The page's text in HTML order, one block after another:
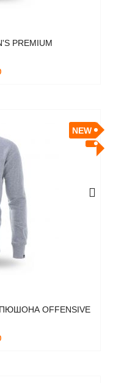
PREMIUM
NEW
OFFENSIVE